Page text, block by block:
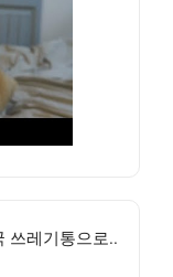
쓰레기통으로..